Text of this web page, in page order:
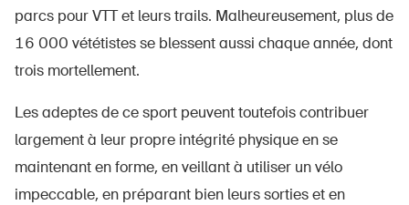
parcs pour VTT et leurs trails. Malheureusement, plus de
16 000 vététistes se blessent aussi chaque année, dont
trois mortellement.
Les adeptes de ce sport peuvent toutefois contribuer
largement à leur propre intégrité physique en se
maintenant en forme, en veillant à utiliser un vélo
impeccable, en préparant bien leurs sorties et en